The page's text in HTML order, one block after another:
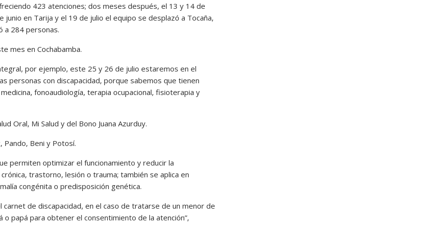
423 atenciones; dos meses después, el 13 y 14 de
en Tarija y el 19 de julio el equipo se desplazó a Tocaña,
a 284 personas.
mes en Cochabamba.
por ejemplo, este 25 y 26 de julio estaremos en el
personas con discapacidad, porque sabemos que tienen
fonoaudiología, terapia ocupacional, fisioterapia y
Oral, Mi Salud y del Bono Juana Azurduy.
Pando, Beni y Potosí.
permiten optimizar el funcionamiento y reducir la
trastorno, lesión o trauma; también se aplica en
congénita o predisposición genética.
de discapacidad, en el caso de tratarse de un menor de
papá para obtener el consentimiento de la atención”,